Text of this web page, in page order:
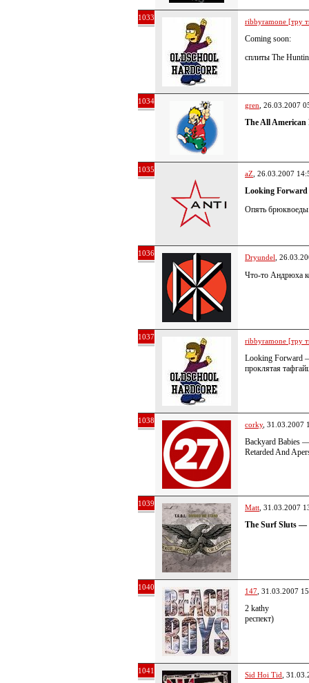
1033 ribbyramone [тру
Coming soon:
сплиты The
1034 gren , 26.03.2007
The All
1035 aZ , 26.03.2007
Looking
Опять
1036 Dryundel ,
Что-то Андрюха
1037 ribbyramone [тру
Looking Forward
проклятая
1038 corky, 31.03.2007
Backyard Babies
Retarded And
1039 Matt , 31.03.2007
The Surf Sluts —
1040 147 , 31.03.2007
2 kathy
респект)
1041 Sid Hoi Tid ,